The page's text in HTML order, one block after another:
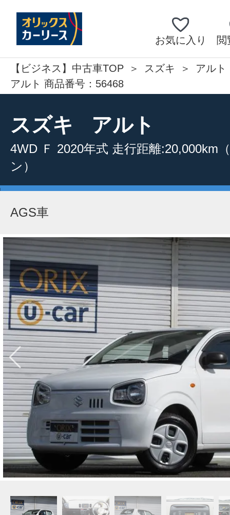
お気に入り 閲
【ビジネス】中古車TOP スズキ
アルト
アルト 商品番号：56468
スズキ アルト
4WD Ｆ 2020年式 走行距離:20,000km
ン）
AGS車